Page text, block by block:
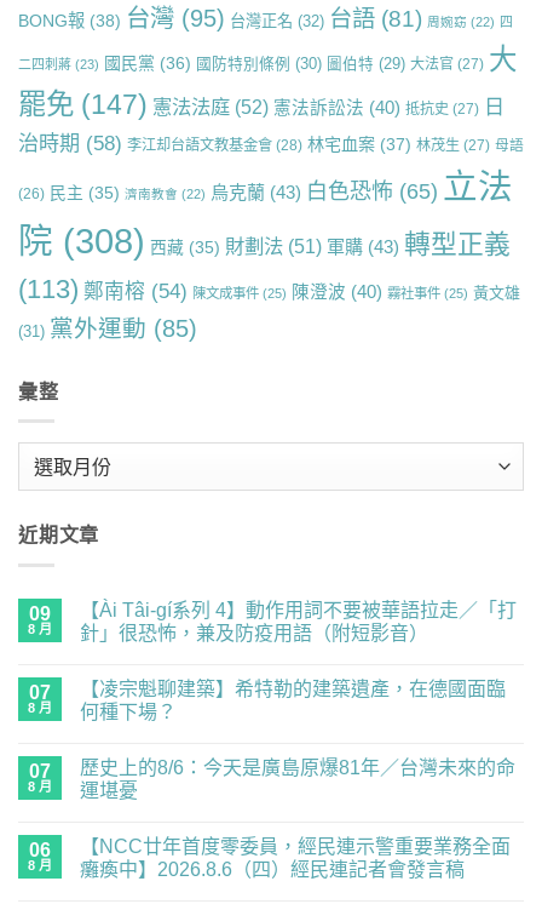
BONG報 (38) 台灣 (95) 台灣正名 (32) 台語 (81) 周婉窈 (22) 四
二四刺蔣 (23) 國民黨 (36) 國防特別條例 (30) 圖伯特 (29) 大法官 (27) 大
罷免 (147) 憲法法庭 (52) 憲法訴訟法 (40) 抵抗史 (27) 日
治時期 (58) 李江却台語文教基金會 (28) 林宅血案 (37) 林茂生 (27) 母語
(26) 民主 (35) 濟南教會 (22) 烏克蘭 (43) 白色恐怖 (65) 立法
院 (308) 西藏 (35) 財劃法 (51) 軍購 (43) 轉型正義
(113) 鄭南榕 (54) 陳文成事件 (25) 陳澄波 (40) 霧社事件 (25) 黃文雄
(31) 黨外運動 (85)
彙整
近期文章
09
8 月
【Ài Tâi-gí系列 4】動作用詞不要被華語拉走／「打
針」很恐怖，兼及防疫用語（附短影音）
Tâi-
gí
系
動
作
用
被
華
言
07
8 月
【凌宗魁聊建築】希特勒的建築遺產，在德國面臨
何種下場？
宗
魁
聊
特
勒
留
言
07
8 月
歷史上的8/6：今天是廣島原爆81年／台灣未來的命
運堪憂
上
的
言
06
8 月
【NCC廿年首度零委員，經民連示警重要業務全面
癱瘓中】2026.8.6（四）經民連記者會發言稿